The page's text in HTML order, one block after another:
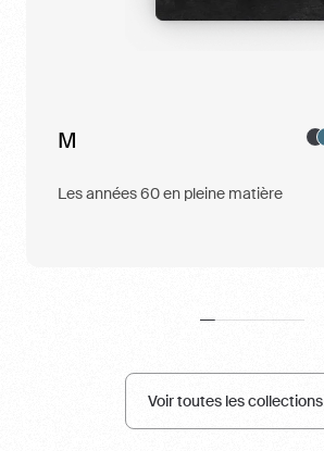
M
Les années 60 en pleine matière
Voir toutes les collections